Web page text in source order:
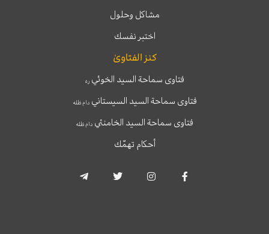
مشاكل وحلول
اختبر نفسك
كنز الفتاوىٰ
فتاوى سماحة السيد الخوئيره
فتاوى سماحة السيد السيستانيدام ظله
فتاوى سماحة السيد الخامنئي دام ظله
أحكام تهمّك
a
c
s
i
l